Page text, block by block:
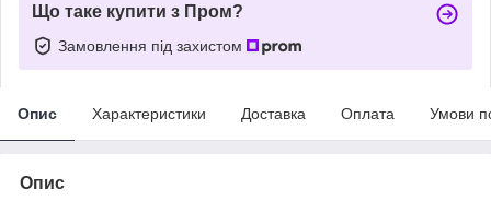
Що таке купити з Пром?
Замовлення під захистом
Опис Характеристики Доставка Оплата Умови
Опис